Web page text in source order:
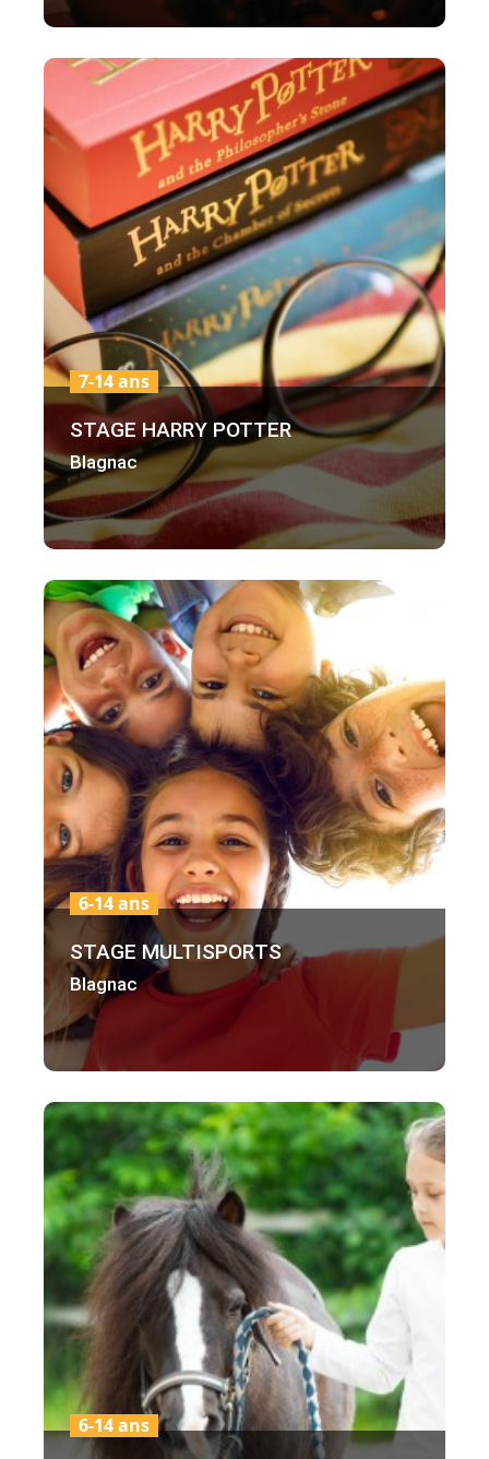
STAGE HARRY POTTER
Blagnac
7-14 ans
STAGE MULTISPORTS
Blagnac
6-14 ans
6-14 ans